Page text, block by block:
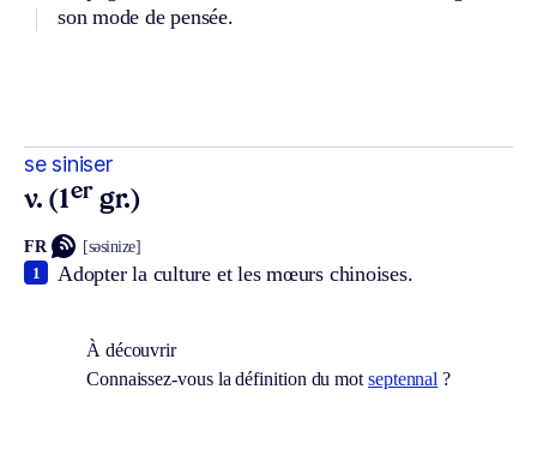
son mode de pensée.
se siniser
v. (1er gr.)
FR [səsinize]
Adopter la culture et les mœurs chinoises.
1
À découvrir
Connaissez-vous la définition du mot septennal ?